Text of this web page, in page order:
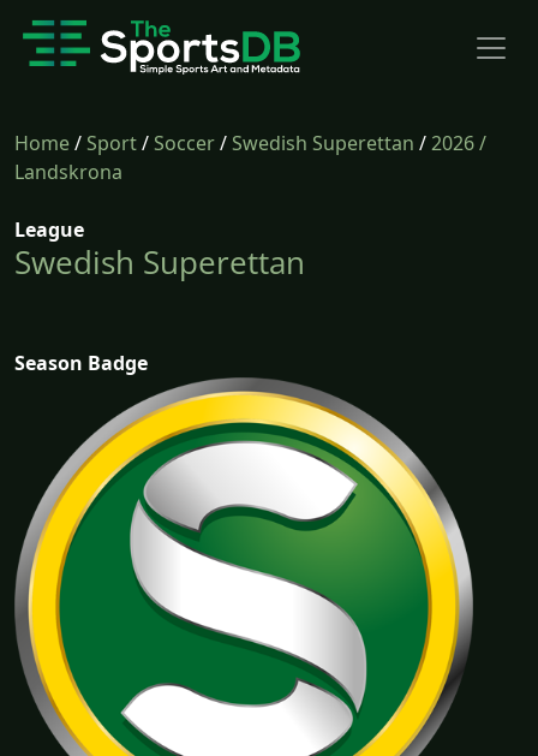
Home/Sport/Soccer/Swedish Superettan /2026/
Landskrona
League
Swedish Superettan
Season Badge